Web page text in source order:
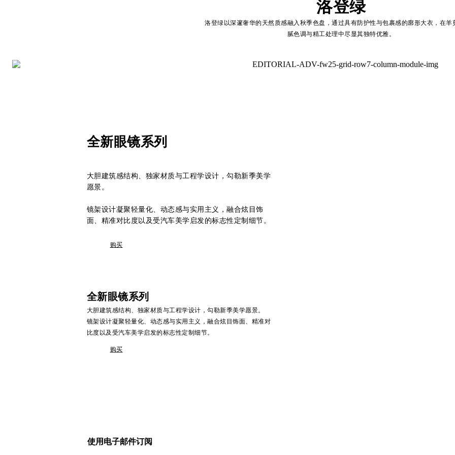
洛登绿
洛登绿以深邃奢华的天然质感融入秋季色盘，通过具有防护性与包裹感的廓形大衣，在羊
腻色调与精工处理中尽显其独特优雅。
全新眼镜系列
大胆建筑感结构、独家材质与工程学设计，勾勒新季美学
愿景。
镜架设计凝聚轻量化、动态感与实用主义，融合炫目饰
面、精准对比度以及受汽车美学启发的标志性定制细节。
购买
全新眼镜系列
大胆建筑感结构、独家材质与工程学设计，勾勒新季美学愿景。
镜架设计凝聚轻量化、动态感与实用主义，融合炫目饰面、精准对
比度以及受汽车美学启发的标志性定制细节。
购买
使用电子邮件订阅